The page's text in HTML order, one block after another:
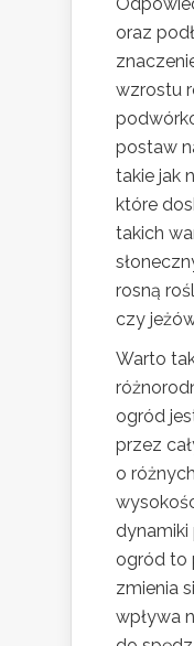
oraz
wzrostu
postaw
takie jak
które
takich
rosną
czy
Warto
ogród
przez
o
dynamiki
ogród to
zmienia
wpływa